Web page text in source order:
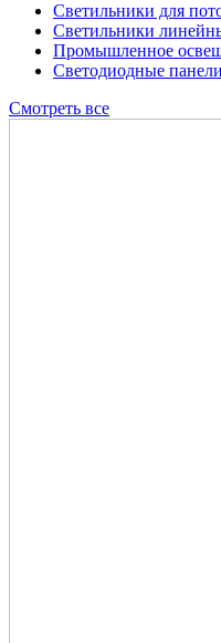
Светильники для
Светильники
Промышленное
Светодиодные
Смотреть все